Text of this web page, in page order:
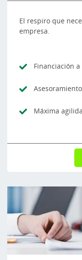
El respiro que
empresa.
Financiación
Máxima